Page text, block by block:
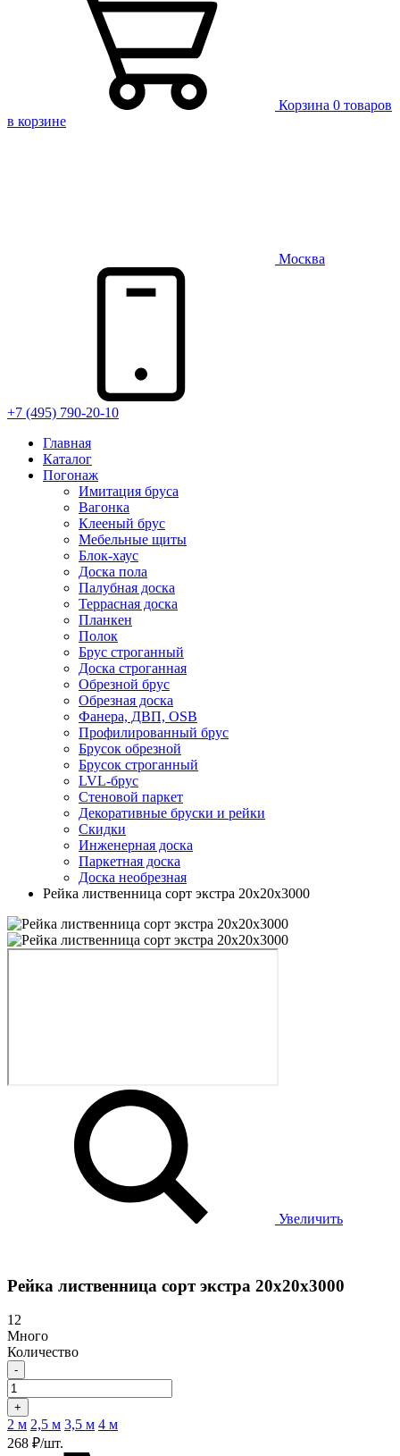
Корзина 0 товаров
в корзине
Москва
+7 (495) 790-20-10
Главная
Каталог
Погонаж
Имитация бруса
Вагонка
Клееный брус
Мебельные щиты
Блок-хаус
Доска пола
Палубная доска
Террасная доска
Планкен
Полок
Брус строганный
Доска строганная
Обрезной брус
Обрезная доска
Фанера, ДВП, OSB
Профилированный брус
Брусок обрезной
Брусок строганный
LVL-брус
Стеновой паркет
Декоративные бруски и рейки
Скидки
Инженерная доска
Паркетная доска
Доска необрезная
Рейка лиственница сорт экстра 20х20х3000
Увеличить
Рейка лиственница сорт экстра 20х20х3000
12
Много
Количество
-
+
2 м 2,5 м 3,5 м 4 м
268 ₽/шт.